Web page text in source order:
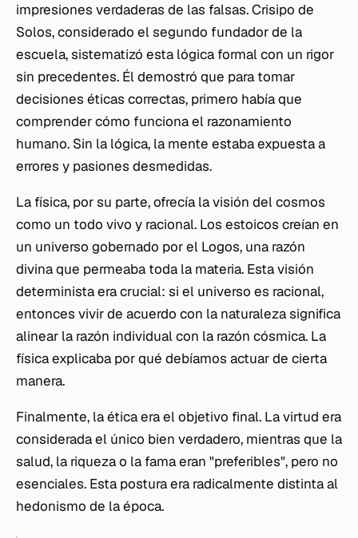
impresiones verdaderas de las falsas. Crisipo de
Solos, considerado el segundo fundador de la
escuela, sistematizó esta lógica formal con un rigor
sin precedentes. Él demostró que para tomar
decisiones éticas correctas, primero había que
comprender cómo funciona el razonamiento
humano. Sin la lógica, la mente estaba expuesta a
errores y pasiones desmedidas.
La física, por su parte, ofrecía la visión del cosmos
como un todo vivo y racional. Los estoicos creían en
un universo gobernado por el Logos, una razón
divina que permeaba toda la materia. Esta visión
determinista era crucial: si el universo es racional,
entonces vivir de acuerdo con la naturaleza significa
alinear la razón individual con la razón cósmica. La
física explicaba por qué debíamos actuar de cierta
manera.
Finalmente, la ética era el objetivo final. La virtud era
considerada el único bien verdadero, mientras que la
salud, la riqueza o la fama eran "preferibles", pero no
esenciales. Esta postura era radicalmente distinta al
hedonismo de la época.